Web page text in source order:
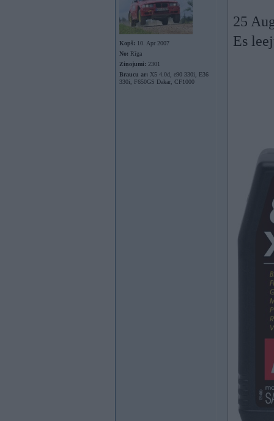
Kopš: 10. Apr 2007
No: Rīga
Ziņojumi: 2301
Braucu ar: X5 4.0d, e90 330i, E36
330i, F650GS Dakar, CF1000
25
Es